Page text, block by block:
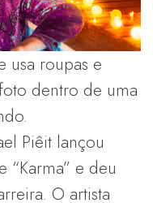
usa roupas e
dentro de uma
Piêit lançou
“Karma” e deu
O artista